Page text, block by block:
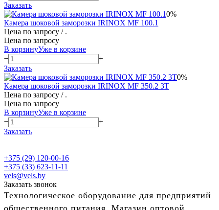
Заказать
0%
Камера шоковой заморозки IRINOX MF 100.1
Цена по запросу / .
Цена по запросу
В корзинуУже в корзине
−
+
Заказать
0%
Камера шоковой заморозки IRINOX MF 350.2 3T
Цена по запросу / .
Цена по запросу
В корзинуУже в корзине
−
+
Заказать
+375 (29) 120-00-16
+375 (33) 623-11-11
vels@vels.by
Заказать звонок
Технологическое оборудование для предприятий
общественного питания. Магазин оптовой